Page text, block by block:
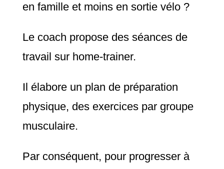
en famille et moins en sortie vélo ?
Le coach propose des séances de
travail sur home-trainer.
Il élabore un plan de préparation
physique, des exercices par groupe
musculaire.
Par conséquent, pour progresser à